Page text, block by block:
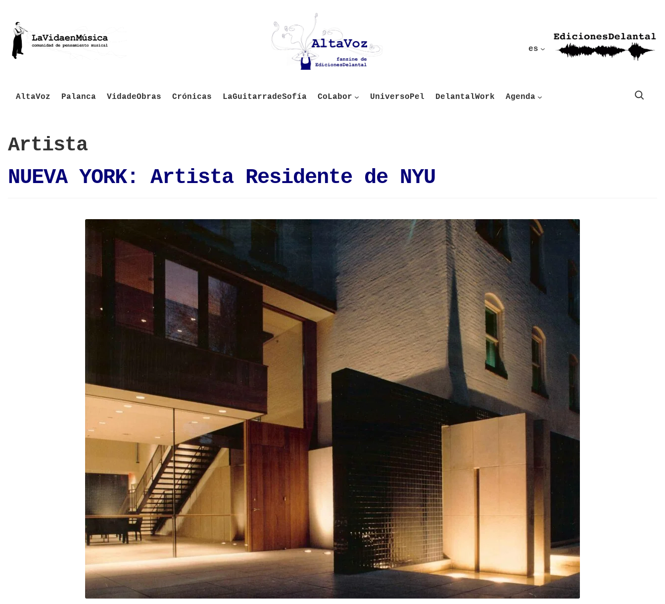
es
AltaVoz Palanca VidadeObras Crónicas LaGuitarradeSofía CoLabor UniversoPel DelantalWork Agenda
Buscar
Artista
NUEVA YORK: Artista Residente de NYU